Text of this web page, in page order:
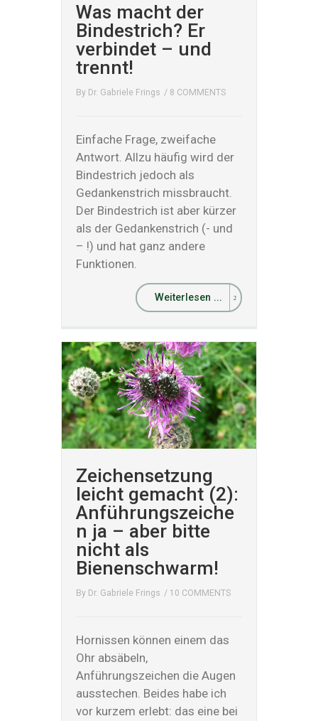
Was macht der
Bindestrich? Er
verbindet – und
trennt!
By Dr. Gabriele Frings / 8 COMMENTS
Einfache Frage, zweifache
Antwort. Allzu häufig wird der
Bindestrich jedoch als
Gedankenstrich missbraucht.
Der Bindestrich ist aber kürzer
als der Gedankenstrich (- und
– !) und hat ganz andere
Funktionen.
Weiterlesen ...
Zeichensetzung
leicht gemacht (2):
Anführungszeiche
n ja – aber bitte
nicht als
Bienenschwarm!
By Dr. Gabriele Frings / 10 COMMENTS
Hornissen können einem das
Ohr absäbeln,
Anführungszeichen die Augen
ausstechen. Beides habe ich
vor kurzem erlebt: das eine bei